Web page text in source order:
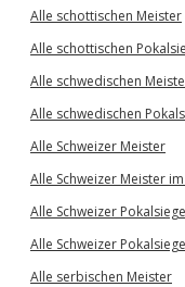
Alle schottischen Meister
Alle schottischen
Alle schwedischen
Alle schwedischen
Alle Schweizer Meister
Alle Schweizer Meister
Alle Schweizer
Alle Schweizer
Alle serbischen Meister